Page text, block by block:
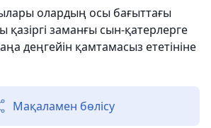
олардың осы бағыттағы
қазіргі заманғы сын-қатерлерге
деңгейін қамтамасыз ететініне
Мақаламен бөлісу